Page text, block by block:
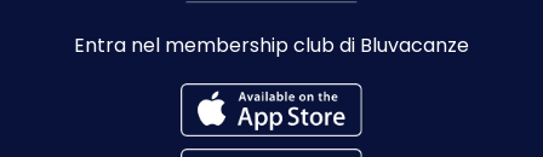
Entra nel membership club di Bluvacanze